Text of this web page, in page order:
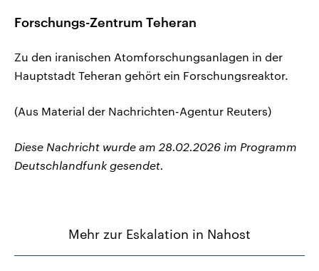
Forschungs-Zentrum Teheran
Zu den iranischen Atomforschungsanlagen in der
‌Hauptstadt Teheran gehört ein Forschungsreaktor.
(Aus Material der Nachrichten-Agentur Reuters)
Diese Nachricht wurde am 28.02.2026 im Programm
Deutschlandfunk gesendet.
Mehr zur Eskalation in Nahost